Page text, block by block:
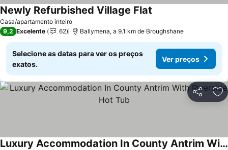
Casa/apartamento inteiro
Newly Refurbished Village Flat
9,2 Excelente 62 Ballymena, a 9.1 km de Broughshane
Selecione as datas para ver os preços
exatos.
Ver preços
Partilhar
Luxury Accommodation In County Antrim With Riverside Hot Tub